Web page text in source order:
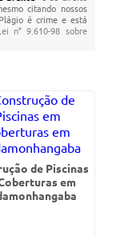
citando nossos
é crime e está
n° 9.610-98 sobre
de Piscinas
em